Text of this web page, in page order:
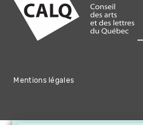
Mentions légales